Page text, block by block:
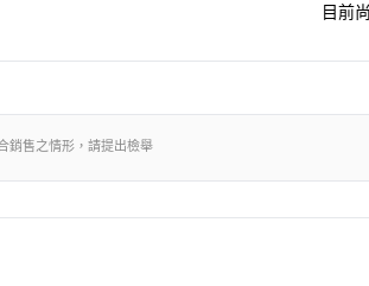
目前
銷售之情形，請提出檢舉